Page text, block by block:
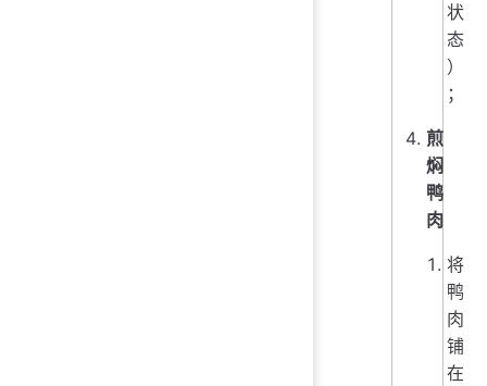
状
态
）
；
煎
焖
鸭
肉
将
鸭
肉
铺
在